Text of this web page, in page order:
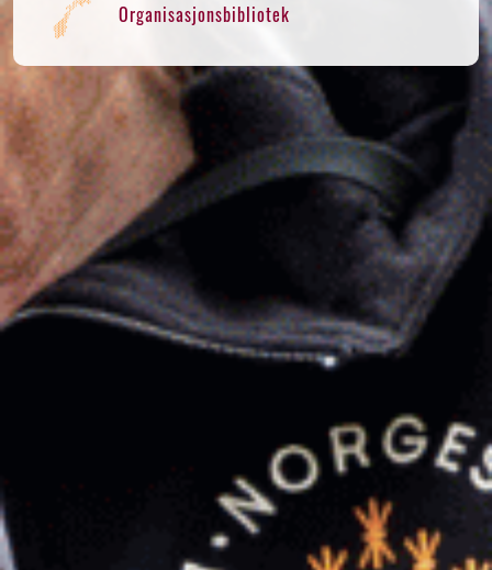
Organisasjonsbibliotek